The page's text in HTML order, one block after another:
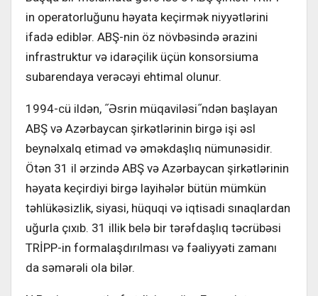
in operatorluğunu həyata keçirmək niyyətlərini
ifadə ediblər. ABŞ-nin öz növbəsində ərazini
infrastruktur və idarəçilik üçün konsorsiuma
subarendaya verəcəyi ehtimal olunur.
1994-cü ildən, ˝Əsrin müqaviləsi˝ndən başlayan
ABŞ və Azərbaycan şirkətlərinin birgə işi əsl
beynəlxalq etimad və əməkdaşlıq nümunəsidir.
Ötən 31 il ərzində ABŞ və Azərbaycan şirkətlərinin
həyata keçirdiyi birgə layihələr bütün mümkün
təhlükəsizlik, siyasi, hüquqi və iqtisadi sınaqlardan
uğurla çıxıb. 31 illik belə bir tərəfdaşlıq təcrübəsi
TRİPP-in formalaşdırılması və fəaliyyəti zamanı
da səmərəli ola bilər.